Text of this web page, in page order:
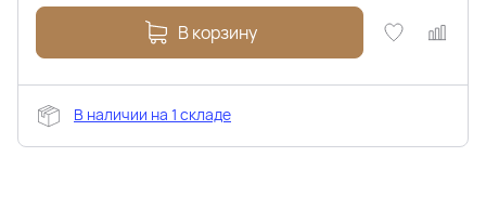
В корзину
В наличии на 1 складе